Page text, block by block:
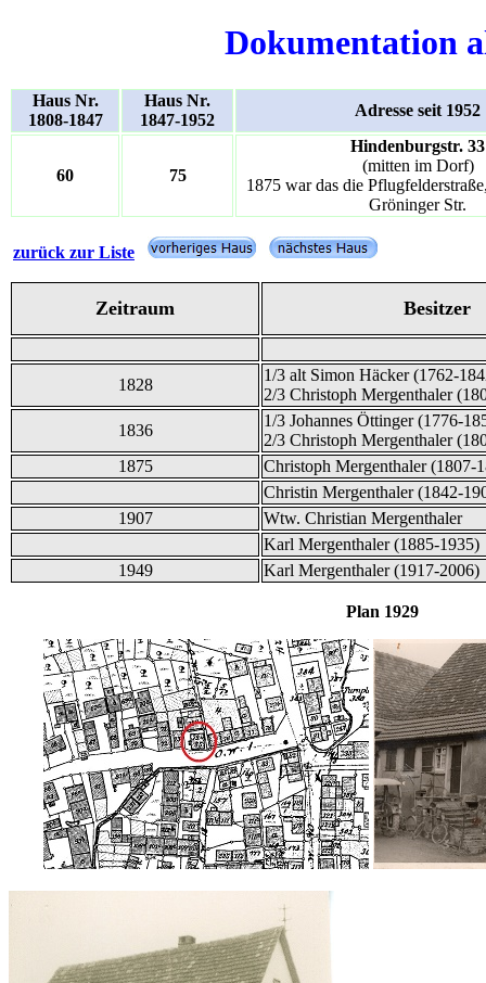
Dokumentation
Haus Nr.
1808-1847
Haus Nr.
1847-1952
Adresse seit 1952
60 75
Hindenburgstr. 33
(mitten im Dorf)
1875 war das die
Gröninger Str.
zurück zur Liste
Zeitraum Besitzer
1828
1/3 alt Simon Häcker (1762-
2/3 Christoph Mergenthaler
1836
1/3 Johannes Öttinger (1776-
2/3 Christoph Mergenthaler
1875
Christoph Mergenthaler (1807-
Christin Mergenthaler (1842-
1907
Wtw. Christian Mergenthaler
Karl Mergenthaler (1885-1935)
1949
Karl Mergenthaler (1917-2006)
Plan